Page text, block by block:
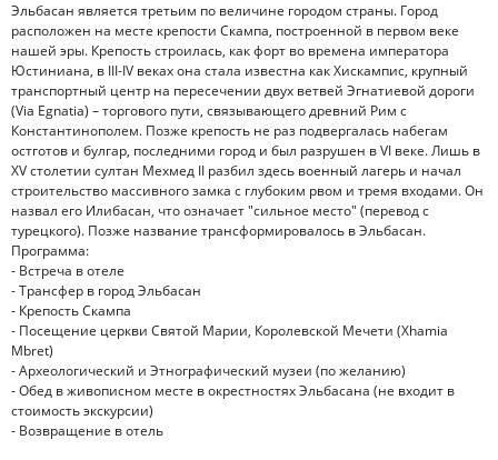
Эльбасан является третьим по величине городом страны. Город
расположен на месте крепости Скампа, построенной в первом веке
нашей эры. Крепость строилась, как форт во времена императора
Юстиниана, в III-IV веках она стала известна как Хискампис, крупный
транспортный центр на пересечении двух ветвей Эгнатиевой дороги
(Via Egnatia) – торгового пути, связывающего древний Рим с
Константинополем. Позже крепость не раз подвергалась набегам
остготов и булгар, последними город и был разрушен в VI веке. Лишь в
XV столетии султан Мехмед II разбил здесь военный лагерь и начал
строительство массивного замка с глубоким рвом и тремя входами. Он
назвал его Илибасан, что означает "сильное место" (перевод с
турецкого). Позже название трансформировалось в Эльбасан.
Программа:
- Встреча в отеле
- Трансфер в город Эльбасан
- Крепость Скампа
- Посещение церкви Святой Марии, Королевской Мечети (Xhamia
Mbret)
- Археологический и Этнографический музеи (по желанию)
- Обед в живописном месте в окрестностях Эльбасана (не входит в
стоимость экскурсии)
- Возвращение в отель